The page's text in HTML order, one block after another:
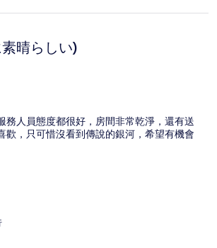
晴らしい)
務人員態度都很好，房間非常乾淨，還有送
歡，只可惜沒看到傳說的銀河，希望有機會